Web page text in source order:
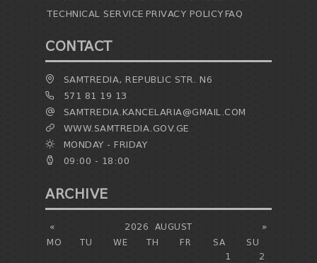
TECHNICAL SERVICE PRIVACY POLICYFAQ
CONTACT
SAMTREDIA, REPUBLIC STR. N6
571 81 19 13
SAMTREDIA.KANCELARIA@GMAIL.COM
WWW.SAMTREDIA.GOV.GE
MONDAY - FRIDAY
09:00 - 18:00
ARCHIVE
« »
2026
AUGUST
MO
TU WE TH FR SA
SU
1
2